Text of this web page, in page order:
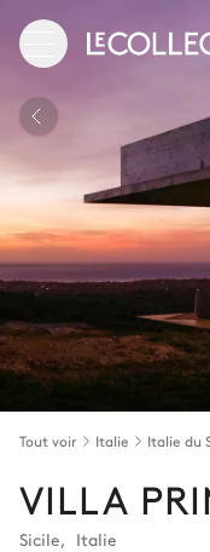
Tout voir Italie Italie du
VILLA
Sicile, Italie